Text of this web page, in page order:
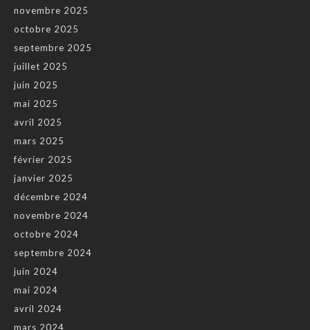
novembre 2025
octobre 2025
septembre 2025
juillet 2025
juin 2025
mai 2025
avril 2025
mars 2025
février 2025
janvier 2025
décembre 2024
novembre 2024
octobre 2024
septembre 2024
juin 2024
mai 2024
avril 2024
mars 2024